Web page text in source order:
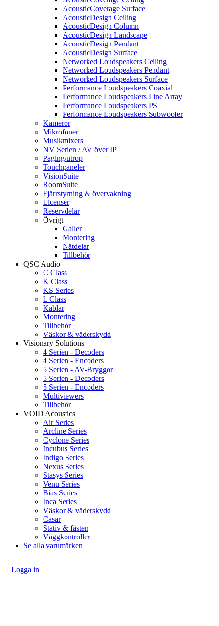
AcousticCoverage Surface
AcousticDesign Ceiling
AcousticDesign Column
AcousticDesign Landscape
AcousticDesign Pendant
AcousticDesign Surface
Networked Loudspeakers Ceiling
Networked Loudspeakers Pendant
Networked Loudspeakers Surface
Performance Loudspeakers Coaxial
Performance Loudspeakers Line Array
Performance Loudspeakers PS
Performance Loudspeakers Subwoofer
Kameror
Mikrofoner
Musikmixers
NV Serien / AV över IP
Paging/utrop
Touchpaneler
VisionSuite
RoomSuite
Fjärrstyrning & övervakning
Licenser
Reservdelar
Övrigt
Galler
Montering
Nätdelar
Tillbehör
QSC Audio
C Class
K Class
KS Series
L Class
Kablar
Montering
Tillbehör
Väskor & väderskydd
Visionary Solutions
4 Serien - Decoders
4 Serien - Encoders
5 Serien - AV-Bryggor
5 Serien - Decoders
5 Serien - Encoders
Multiviewers
Tillbehör
VOID Acoustics
Air Series
Arcline Series
Cyclone Series
Incubus Series
Indigo Series
Nexus Series
Stasys Series
Venu Series
Bias Series
Inca Series
Väskor & väderskydd
Casar
Stativ & fästen
Väggkontroller
Se alla varumärken
Logga in